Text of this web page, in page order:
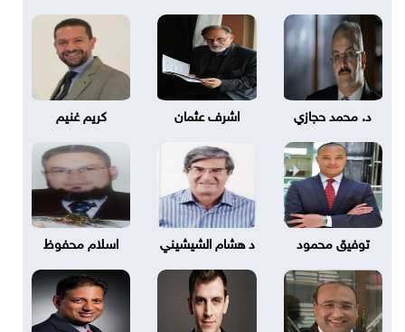
د. محمد حجازي اشرف عثمان كريم غنيم
توفيق محمود د هشام الشيشيني اسلام محفوظ